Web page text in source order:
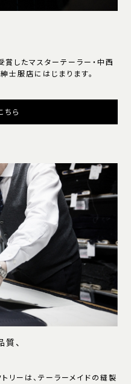
したマスターテーラー・中西
士服店にはじまります。
ちら
、
リーは、テーラーメイドの縫製